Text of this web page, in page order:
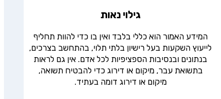
גילוי נאות
המידע האמור הוא כללי בלבד ואין בו כדי להוות תחליף
לייעוץ השקעות בעל רישיון בלתי תלוי, בהתחשב בצרכים,
בנתונים ובנסיבות הספציפיות לכל אדם. אין גם לראות
בתשואת עבר, מיקום או דירוג כדי להבטיח תשואה,
מיקום או דירוג דומה בעתיד.